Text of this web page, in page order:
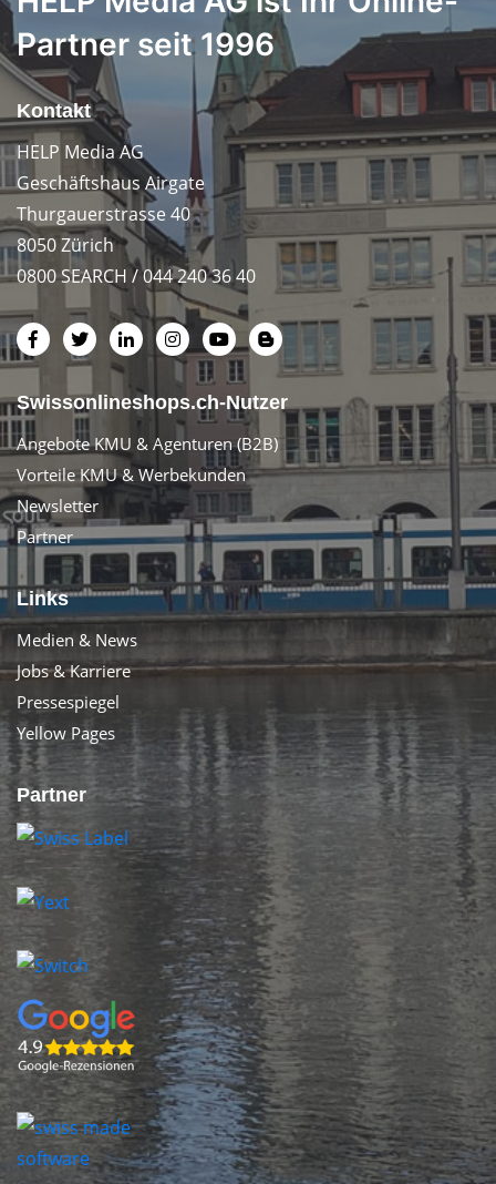
Partner seit 1996
Kontakt
HELP Media AG
Geschäftshaus Airgate
Thurgauerstrasse 40
8050 Zürich
0800 SEARCH / 044 240 36 40
Swissonlineshops.ch-Nutzer
Angebote KMU & Agenturen (B2B)
Vorteile KMU & Werbekunden
Newsletter
Partner
Links
Medien & News
Jobs & Karriere
Pressespiegel
Yellow Pages
Partner